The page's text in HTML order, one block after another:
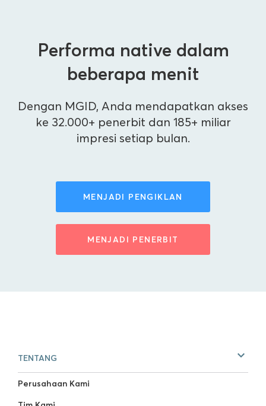
Performa native dalam
beberapa menit
Dengan MGID, Anda mendapatkan akses
ke 32.000+ penerbit dan 185+ miliar
impresi setiap bulan.
MENJADI PENGIKLAN
MENJADI PENERBIT
TENTANG
Perusahaan Kami